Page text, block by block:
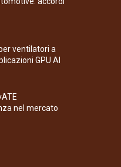
ventilatori a
GPU AI
nel mercato